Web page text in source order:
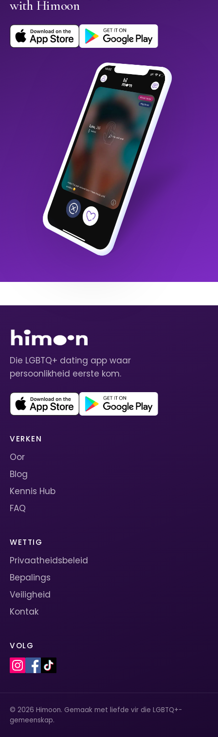
with Himoon
Die LGBTQ+ dating app waar
persoonlikheid eerste kom.
VERKEN
Oor
Blog
Kennis Hub
FAQ
WETTIG
Privaatheidsbeleid
Bepalings
Veiligheid
Kontak
VOLG
© 2026 Himoon. Gemaak met liefde vir die LGBTQ+-
gemeenskap.